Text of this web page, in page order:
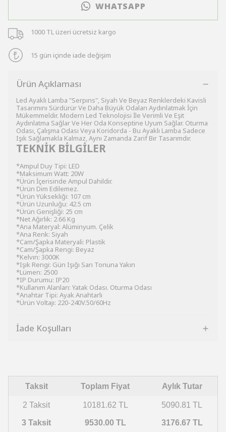
WHATSAPP
1000 TL üzeri ücretsiz kargo
15 gün içinde iade değişim
Ürün Açıklaması
Led Ayaklı Lamba "Serpıns", Siyah Ve Beyaz Renklerdeki Kavisli
Tasarımını Sürdürür Ve Daha Büyük Odaları Aydınlatmak İçin
Mükemmeldir. Modern Led Teknolojisi İle Verimli Ve Eşit
Aydınlatma Sağlar Ve Her Oda Konseptine Uyum Sağlar. Oturma
Odası, Çalışma Odası Veya Koridorda - Bu Ayaklı Lamba Sadece
Işık Sağlamakla Kalmaz, Aynı Zamanda Zarif Bir Tasarımdır.
TEKNİK BİLGİLER
*Ampul Duy Tipi: LED
*Maksimum Watt: 20W
*Ürün İçerisinde Ampul Dahildir.
*Ürün Dim Edilemez.
*Ürün Yüksekliği: 107 cm
*Ürün Uzunluğu: 42.5 cm
*Ürün Genişliği: 25 cm
*Net Ağırlık: 2.66 Kg
*Ana Materyal: Alüminyum. Çelik
*Ana Renk: Siyah
*Cam/Şapka Materyali: Plastik
*Cam/Şapka Rengi: Beyaz
*Kelvın: 3000K
*Işık Rengi: Gün Işığı Sarı Tonuna Yakın
*Lümen: 2500
*IP Durumu: IP20
*Kullanım Alanları: Yatak Odası. Oturma Odası
*Anahtar Tipi: Ayak Anahtarlı
*Ürün Voltajı: 220-240V.50/60Hz
İade Koşulları
Taksit Toplam Fiyat Aylık Tutar
2 Taksit 10181.62 TL 5090.81 TL
3 Taksit 9530.00 TL 3176.67 TL